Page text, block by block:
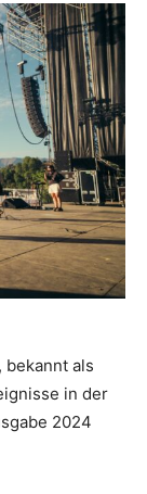
, bekannt als
in der
2024